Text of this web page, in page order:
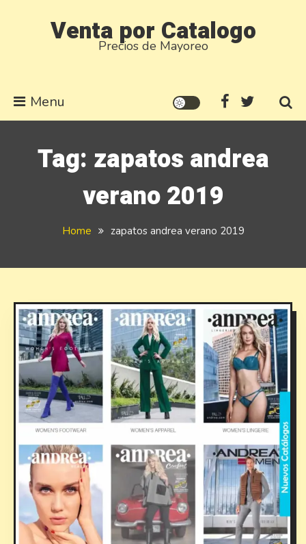
Venta por Catalogo
Precios de Mayoreo
Menu
Tag: zapatos andrea
verano 2019
Home zapatos andrea verano 2019